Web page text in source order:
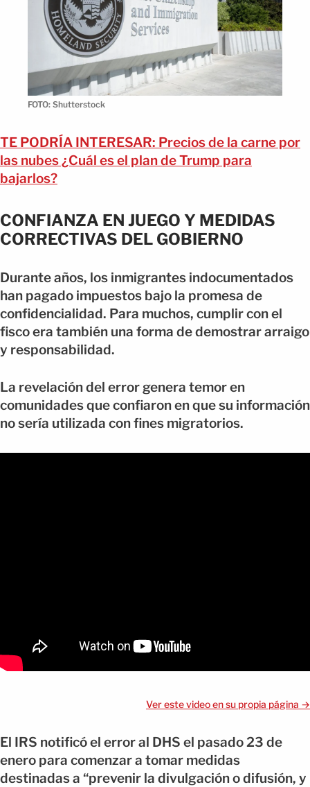
FOTO: Shutterstock
TE PODRÍA INTERESAR: Precios de la carne por
las nubes ¿Cuál es el plan de Trump para
bajarlos?
CONFIANZA EN JUEGO Y MEDIDAS
CORRECTIVAS DEL GOBIERNO
Durante años, los inmigrantes indocumentados
han pagado impuestos bajo la promesa de
confidencialidad. Para muchos, cumplir con el
fisco era también una forma de demostrar arraigo
y responsabilidad.
La revelación del error genera temor en
comunidades que confiaron en que su información
no sería utilizada con fines migratorios.
Ver este video en su propia página →
El IRS notificó el error al DHS el pasado 23 de
enero para comenzar a tomar medidas
destinadas a “prevenir la divulgación o difusión, y